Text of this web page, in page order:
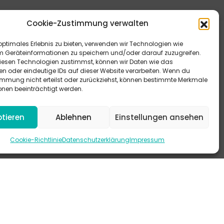
Cookie-Zustimmung verwalten
Erlebnis zu bieten, verwenden wir Technologien wie
Geräteinformationen zu speichern und/oder darauf zuzugreifen.
Technologien zustimmst, können wir Daten wie das
oder eindeutige IDs auf dieser Website verarbeiten. Wenn du
nicht erteilst oder zurückziehst, können bestimmte Merkmale
beeinträchtigt werden.
Ablehnen Einstellungen ansehen
Cookie-RichtlinieDatenschutzerklärungImpressum
Antworten bieten dir unsere FAQ.
mal auf Instagram vorbei.